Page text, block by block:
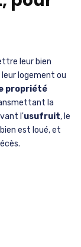
leur bien
logement ou
propriété
la
l'usufruit, le
est loué, et